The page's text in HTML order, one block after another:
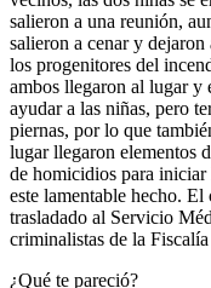
salieron a una reunión,
salieron a cenar y dejaron
los progenitores del
ambos llegaron al lugar y
ayudar a las niñas, pero
piernas, por lo que
lugar llegaron elementos
de homicidios para iniciar
este lamentable hecho.
trasladado al Servicio
criminalistas de la
¿Qué te pareció?